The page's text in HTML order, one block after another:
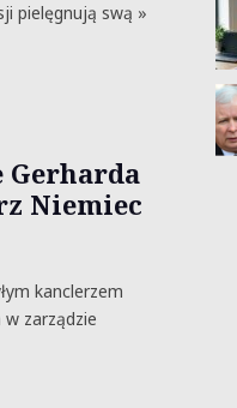
pielęgnują swą »
Niemiec
kanclerzem
zarządzie